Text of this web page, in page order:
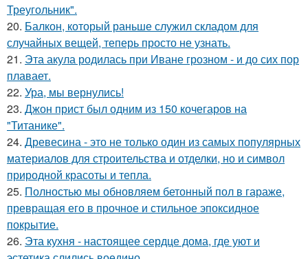
Треугольник".
20. Балкон, который раньше служил складом для
случайных вещей, теперь просто не узнать.
21. Эта акула родилась при Иване грозном - и до сих пор
плавает.
22. Ура, мы вернулись!
23. Джон прист был одним из 150 кочегаров на
"Титанике".
24. Древесина - это не только один из самых популярных
материалов для строительства и отделки, но и символ
природной красоты и тепла.
25. Полностью мы обновляем бетонный пол в гараже,
превращая его в прочное и стильное эпоксидное
покрытие.
26. Эта кухня - настоящее сердце дома, где уют и